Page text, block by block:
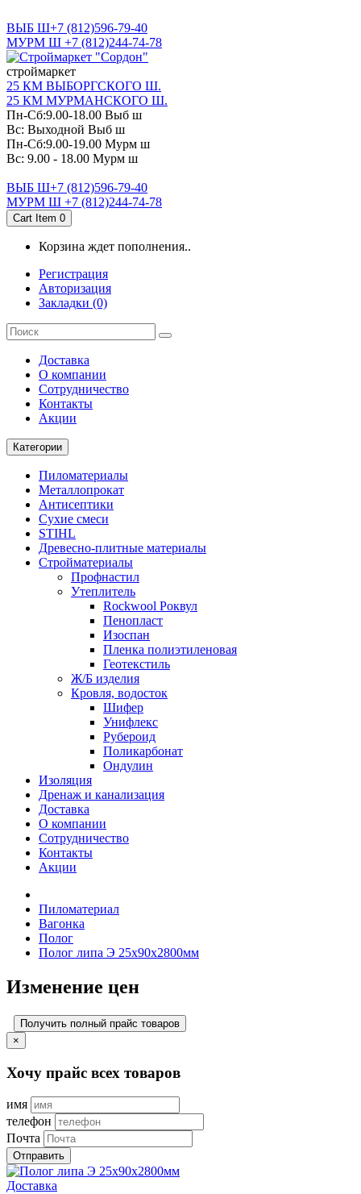
ВЫБ Ш+7 (812)596-79-40
МУРМ Ш +7 (812)244-74-78
cтроймаркет
25 КМ ВЫБОРГСКОГО Ш.
25 КМ МУРМАНСКОГО Ш.
Пн-Сб:9.00-18.00 Выб ш
Вс: Выходной Выб ш
Пн-Сб:9.00-19.00 Мурм ш
Вс: 9.00 - 18.00 Мурм ш
ВЫБ Ш+7 (812)596-79-40
МУРМ Ш +7 (812)244-74-78
Cart Item 0
Корзина ждет пополнения..
Регистрация
Авторизация
Закладки (0)
Доставка
О компании
Cотрудничество
Контакты
Акции
Категории
Пиломатериалы
Металлопрокат
Антисептики
Сухие смеси
STIHL
Древесно-плитные материалы
Стройматериалы
Профнастил
Утеплитель
Rockwool Роквул
Пенопласт
Изоспан
Пленка полиэтиленовая
Геотекстиль
Ж/Б изделия
Кровля, водосток
Шифер
Унифлекс
Рубероид
Поликарбонат
Ондулин
Изоляция
Дренаж и канализация
Доставка
О компании
Cотрудничество
Контакты
Акции
Пиломатериал
Вагонка
Полог
Полог липа Э 25х90х2800мм
Изменение цен
Получить полный прайс товаров
×
Хочу прайс всех товаров
имя
телефон
Почта
Отправить
Доставка